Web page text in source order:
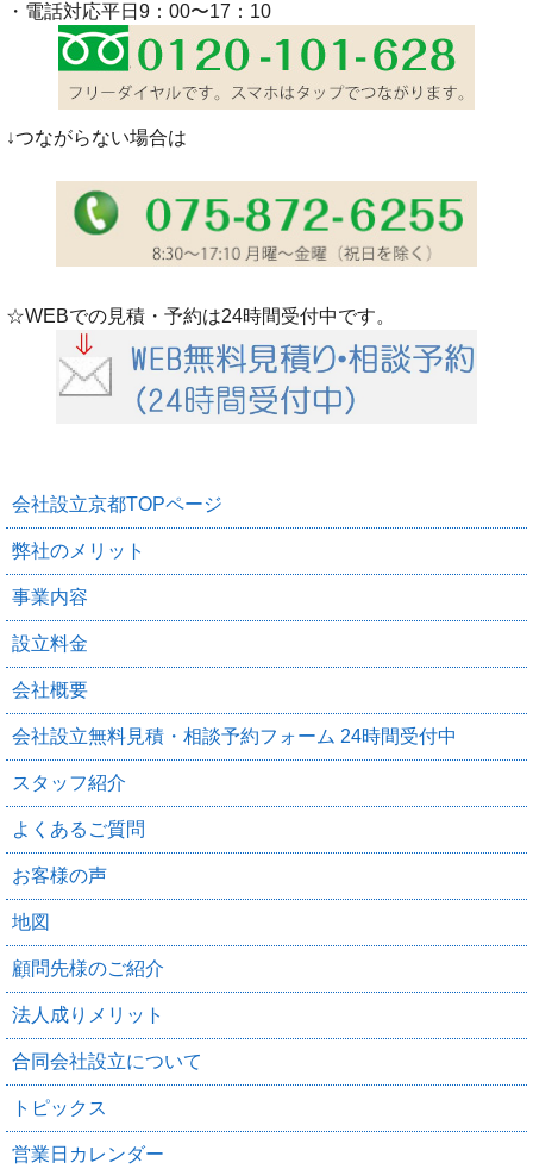
・電話対応平日9：00〜17：10
↓つながらない場合は
☆WEBでの見積・予約は24時間受付中です。
会社設立京都TOPページ
弊社のメリット
事業内容
設立料金
会社概要
会社設立無料見積・相談予約フォーム 24時間受付中
スタッフ紹介
よくあるご質問
お客様の声
地図
顧問先様のご紹介
法人成りメリット
合同会社設立について
トピックス
営業日カレンダー